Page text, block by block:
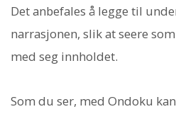
Det anbefales å legge til
narrasjonen, slik at seere
med seg innholdet.
Som du ser, med Ondoku